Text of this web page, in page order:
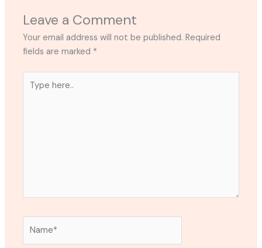
Leave a Comment
Your email address will not be published. Required
fields are marked *
here..